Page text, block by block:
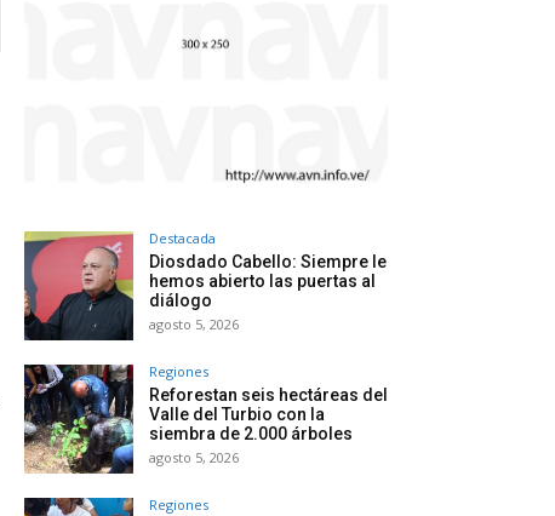
Destacada
Diosdado Cabello: Siempre le
hemos abierto las puertas al
diálogo
agosto 5, 2026
Regiones
Reforestan seis hectáreas del
Valle del Turbio con la
siembra de 2.000 árboles
agosto 5, 2026
Regiones